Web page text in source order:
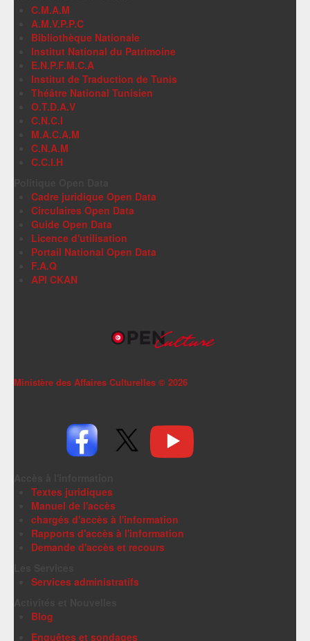
C.M.A.M
A.M.V.P.P.C
Bibliothèque Nationale
Institut National du Patrimoine
E.N.P.F.M.C.A
Institut de Traduction de Tunis
Théâtre National Tunisien
O.T.D.A.V
C.N.C.I
M.A.C.A.M
C.N.A.M
C.C.I.H
Cadre juridique Open Data
Circulaires Open Data
Guide Open Data
Licence d'utilisation
Portail National Open Data
F.A.Q
API CKAN
Ministère des Affaires Culturelles © 2026
Textes juridiques
Manuel de l'accès
chargés d'accès à l'information
Rapports d'accès à l'information
Demande d'accès et recours
Services administratifs
Blog
Enquêtes et sondages